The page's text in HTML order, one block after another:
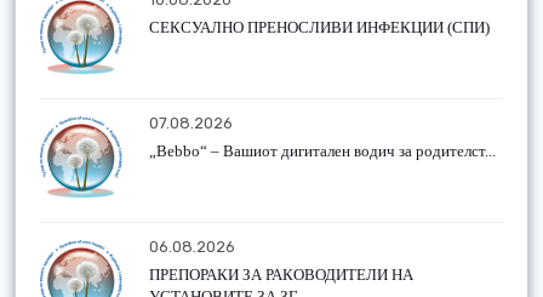
СЕКСУАЛНО ПРЕНОСЛИВИ ИНФЕКЦИИ (СПИ)
07.08.2026
„Bebbo“ – Вашиот дигитален водич за родителст...
06.08.2026
ПРЕПОРАКИ ЗА РАКОВОДИТЕЛИ НА